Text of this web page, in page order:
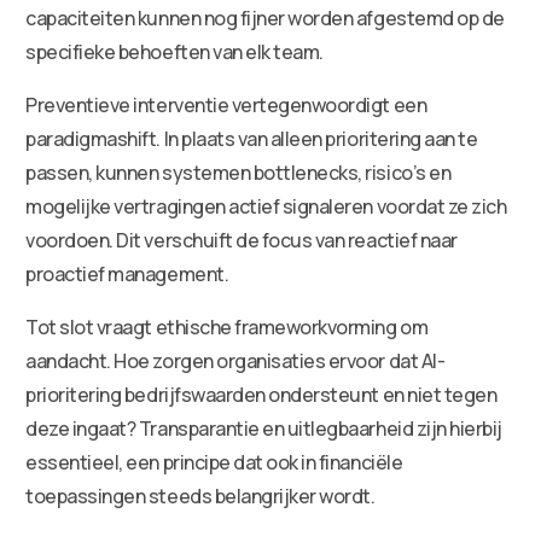
capaciteiten kunnen nog fijner worden afgestemd op de
specifieke behoeften van elk team.
Preventieve interventie vertegenwoordigt een
paradigmashift. In plaats van alleen prioritering aan te
passen, kunnen systemen bottlenecks, risico’s en
mogelijke vertragingen actief signaleren voordat ze zich
voordoen. Dit verschuift de focus van reactief naar
proactief management.
Tot slot vraagt ethische frameworkvorming om
aandacht. Hoe zorgen organisaties ervoor dat AI-
prioritering bedrijfswaarden ondersteunt en niet tegen
deze ingaat? Transparantie en uitlegbaarheid zijn hierbij
essentieel, een principe dat ook in financiële
toepassingen steeds belangrijker wordt.